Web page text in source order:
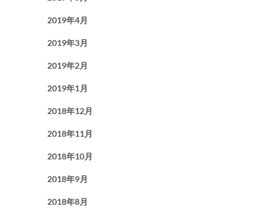
2019年4月
2019年3月
2019年2月
2019年1月
2018年12月
2018年11月
2018年10月
2018年9月
2018年8月